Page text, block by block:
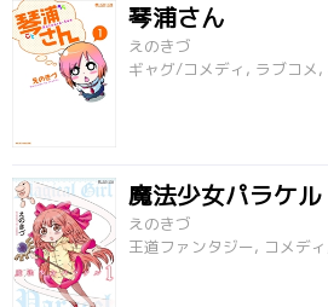
琴浦さん
えのきづ
ギャグ/コメディ, ラブコメ
魔法少女パラケル
えのきづ
王道ファンタジー, コメデ